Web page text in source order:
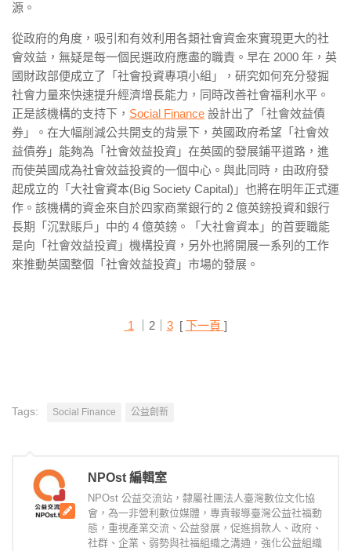
源。
從政府的角度，吸引和有效利用各類社會資金來實現更大的社
會效益，無疑是每一個民選政府應盡的職責。早在 2000 年，英
國財政部便成立了「社會投資專項小組」，研究如何充分發掘
社會力量來快速提升經濟增長能力，同時改善社會福利水平。
正是該機構的支持下， Social Finance 設計出了「社會效益債
券」。在大幅削減公共開支的背景下，英國政府希望「社會效
益債券」能夠為「社會效益投資」在英國的發展鋪平道路，進
而使英國成為社會效益投資的一個中心。與此同時，由政府發
起成立的「大社會資本(Big Society Capital)」也將在明年正式運
作。該機構的資金來自於四家商業銀行的 2 億英鎊投資和銀行
長期「沉默賬戶」中的 4 億英鎊。「大社會資本」的首要職能
是向「社會效益投資」機構投資，另外也將開展一系列的工作
來推動英國整個「社會效益投資」市場的發展。
1 ｜2｜ 3[ 下一頁 ]
Tags: Social Finance 公益創新
NPOst 編輯室
NPOst 公益交流站，隸屬社團法人臺灣數位文化協
會，為一非營利數位媒體，專責報導臺灣公益社福動
態，重視產業交流、公益發展，促進捐款人、政府、
社群、企業、弱勢與社福組織之溝通，強化公益組織